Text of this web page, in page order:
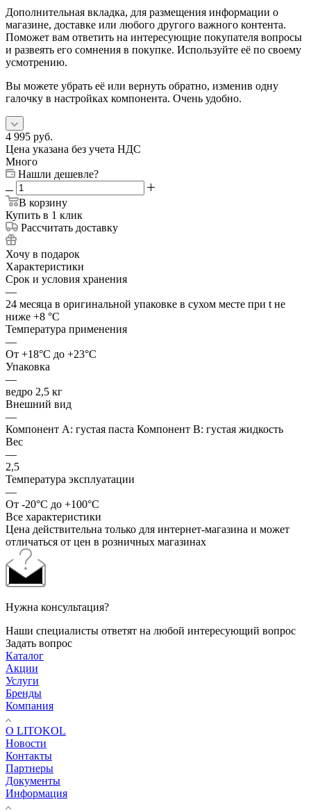
Дополнительная вкладка, для размещения информации о
магазине, доставке или любого другого важного контента.
Поможет вам ответить на интересующие покупателя вопросы
и развеять его сомнения в покупке. Используйте её по своему
усмотрению.
Вы можете убрать её или вернуть обратно, изменив одну
галочку в настройках компонента. Очень удобно.
4 995 руб.
Цена указана без учета НДС
Много
Нашли дешевле?
В корзину
Купить в 1 клик
Рассчитать доставку
Хочу в подарок
Характеристики
Срок и условия хранения
—
24 месяца в оригинальной упаковке в сухом месте при t не
ниже +8 °C
Температура применения
—
От +18°C до +23°C
Упаковка
—
ведро 2,5 кг
Внешний вид
—
Компонент А: густая паста Компонент В: густая жидкость
Вес
—
2,5
Температура эксплуатации
—
От -20°C до +100°C
Все характеристики
Цена действительна только для интернет-магазина и может
отличаться от цен в розничных магазинах
Нужна консультация?
Наши специалисты ответят на любой интересующий вопрос
Задать вопрос
Каталог
Акции
Услуги
Бренды
Компания
О LITOKOL
Новости
Контакты
Партнеры
Документы
Информация